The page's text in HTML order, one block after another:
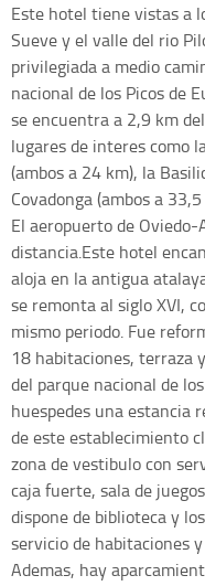
Este hotel tiene vistas a
Sueve y el valle del rio
privilegiada a medio
nacional de los Picos de
se encuentra a 2,9 km
lugares de interes como
(ambos a 24 km), la
Covadonga (ambos a
El aeropuerto de
distancia.Este hotel
aloja en la antigua
se remonta al siglo XVI,
mismo periodo. Fue
18 habitaciones, terraza
del parque nacional de
huespedes una estancia
de este establecimiento
zona de vestibulo con
caja fuerte, sala de
dispone de biblioteca y
servicio de habitaciones
Ademas, hay